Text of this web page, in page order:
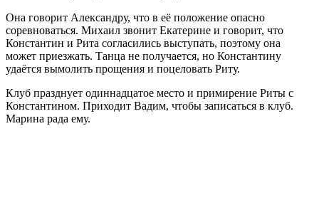
Она говорит Александру, что в её положение опасно
соревноваться. Михаил звонит Екатерине и говорит, что
Константин и Рита согласились выступать, поэтому она
может приезжать. Танца не получается, но Константину
удаётся вымолить прощения и поцеловать Риту.
Клуб празднует одиннадцатое место и примирение Риты с
Константином. Приходит Вадим, чтобы записаться в клуб.
Марина рада ему.